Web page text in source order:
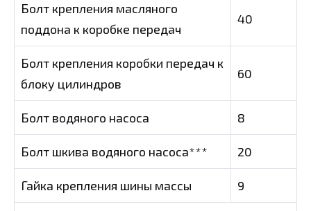
Болт крепления масляного
поддона к коробке передач
40
Болт крепления коробки передач к
блоку цилиндров
60
Болт водяного насоса 8
Болт шкива водяного насоса*** 20
Гайка крепления шины массы 9